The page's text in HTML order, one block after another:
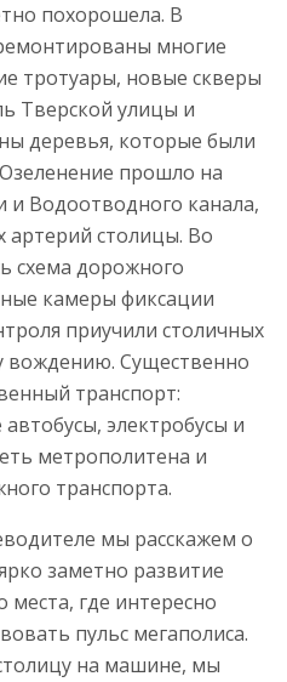
похорошела. В
многие
тротуары, новые скверы
Тверской улицы и
деревья, которые были
прошло на
Водоотводного канала,
артерий столицы. Во
схема дорожного
камеры фиксации
приучили столичных
вождению. Существенно
транспорт:
электробусы и
метрополитена и
транспорта.
мы расскажем о
заметно развитие
где интересно
пульс мегаполиса.
на машине, мы